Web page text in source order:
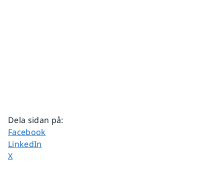
Dela sidan på:
Dela sidan på
Facebook
Dela sidan på
LinkedIn
Dela sidan på
X